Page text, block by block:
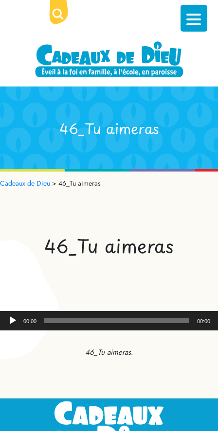
46_Tu aimeras
Cadeaux de Dieu > 46_Tu aimeras
46_Tu aimeras
Lecteur
audio
00:00 00:00
46_Tu aimeras.